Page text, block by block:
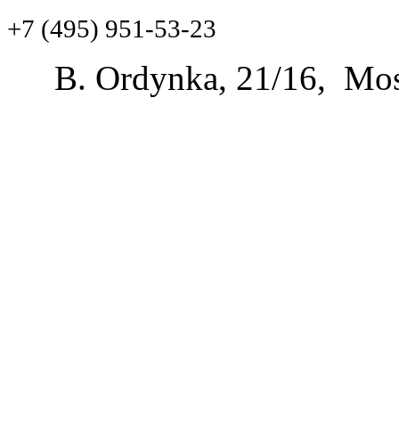
+7 (495) 951-53-23
B. Ordynka, 21/16,